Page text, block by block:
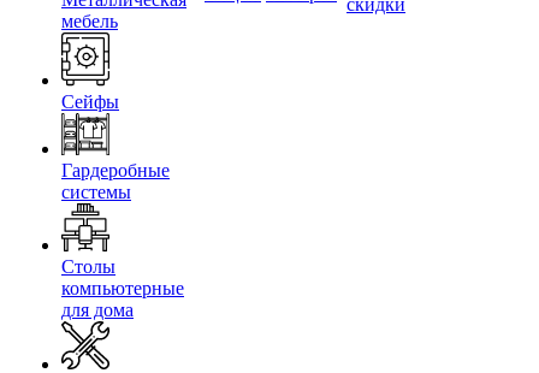
мебель
Сейфы
Гардеробные
системы
Столы
компьютерные
для дома
скидки